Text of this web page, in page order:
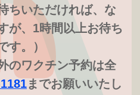
ちいただければ、な
が、1時間以上お待ち
す。）
のワクチン予約は全
までお願いいたし